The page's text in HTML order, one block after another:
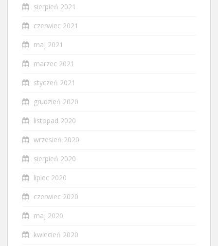
sierpień 2021
czerwiec 2021
maj 2021
marzec 2021
styczeń 2021
grudzień 2020
listopad 2020
wrzesień 2020
sierpień 2020
lipiec 2020
czerwiec 2020
maj 2020
kwiecień 2020